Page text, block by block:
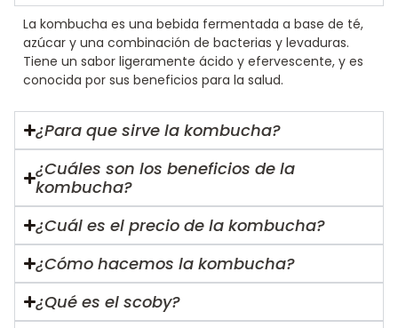
La kombucha es una bebida fermentada a base de té,
azúcar y una combinación de bacterias y levaduras.
Tiene un sabor ligeramente ácido y efervescente, y es
conocida por sus beneficios para la salud.
¿Para que sirve la kombucha?
¿Cuáles son los beneficios de la
kombucha?
¿Cuál es el precio de la kombucha?
¿Cómo hacemos la kombucha?
¿Qué es el scoby?